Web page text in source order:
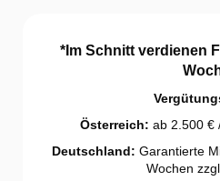
*Im Schnitt verdienen
Österreich: ab 2.500 €
Deutschland: Garantierte
Wochen